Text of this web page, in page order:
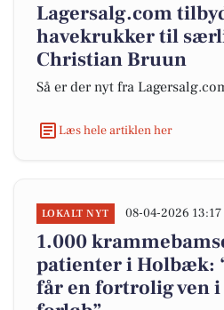
Lagersalg.com
havekrukker til
Christian Bruun
Så er der nyt fra
Læs hele artiklen her
LOKALT NYT 08-04-2026 13:17
1.000
patienter i Holbæk:
får en fortrolig ven